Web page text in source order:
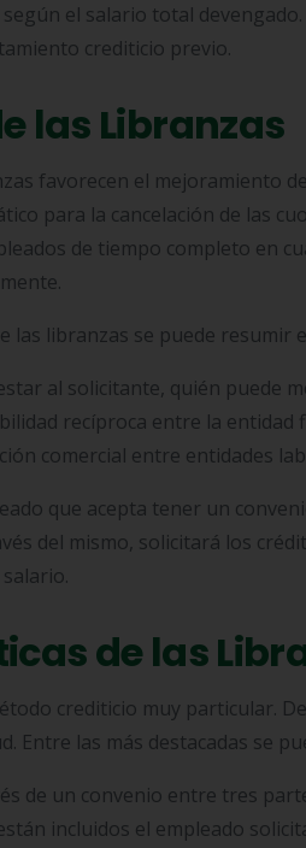
según el salario total devengado.
crediticio previo.
las Libranzas
favorecen el mejoramiento
para la cancelación de las
de tiempo completo en
las libranzas se puede
al solicitante, quién puede
recíproca entre la entidad
comercial entre entidades
que acepta tener un
del mismo, solicitará los
de las
crediticio muy particular.
Entre las más destacadas se
de un convenio entre tres
incluidos el empleado